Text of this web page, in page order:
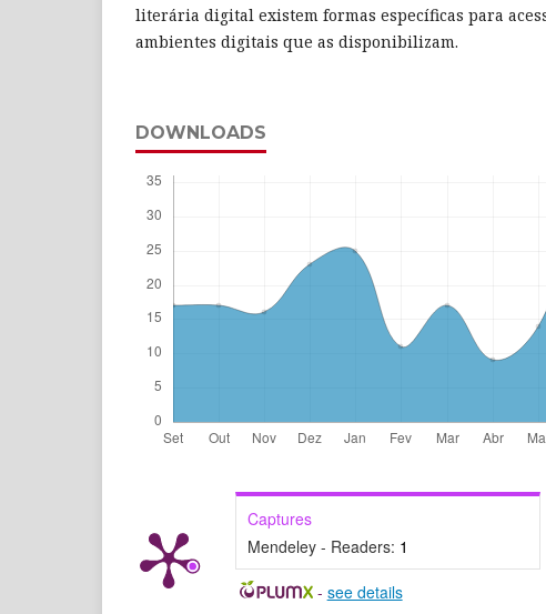
literária digital existem formas específicas para
ambientes digitais que as disponibilizam.
DOWNLOADS
Captures
Mendeley - Readers: 1
- see details